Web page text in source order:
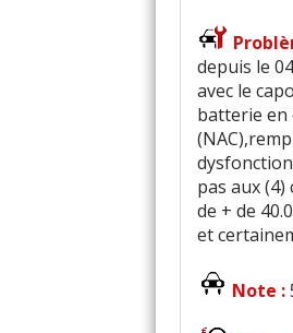
depuis le
avec le
batterie en
pas aux
de + de
et
Note :